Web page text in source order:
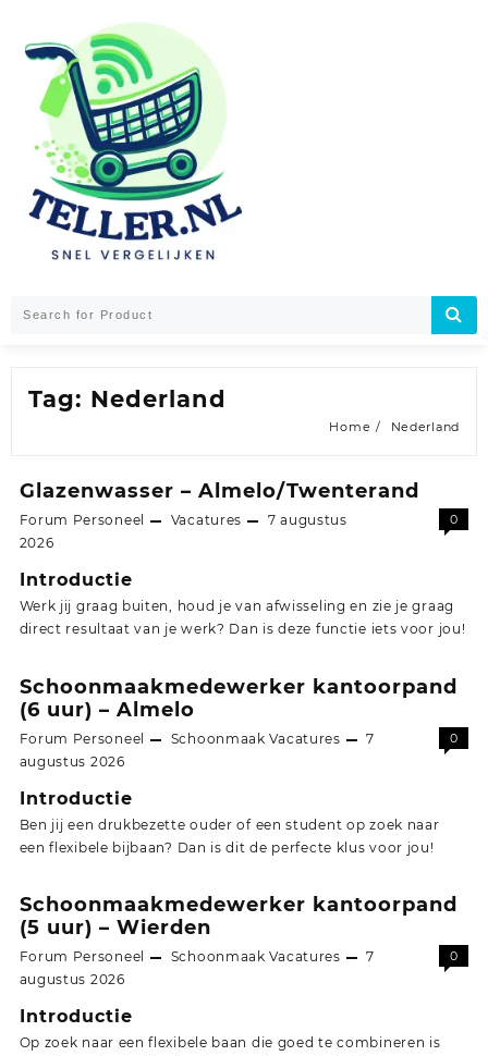
content
Tag: Nederland
Home Nederland
Glazenwasser – Almelo/Twenterand
Forum Personeel Vacatures
7 augustus
2026
0
Introductie
Werk jij graag buiten, houd je van afwisseling en zie je graag
direct resultaat van je werk? Dan is deze functie iets voor jou!
Schoonmaakmedewerker kantoorpand
(6 uur) – Almelo
Forum Personeel Schoonmaak Vacatures
7
augustus 2026
0
Introductie
Ben jij een drukbezette ouder of een student op zoek naar
een flexibele bijbaan? Dan is dit de perfecte klus voor jou!
Schoonmaakmedewerker kantoorpand
(5 uur) – Wierden
Forum Personeel Schoonmaak Vacatures
7
augustus 2026
0
Introductie
Op zoek naar een flexibele baan die goed te combineren is